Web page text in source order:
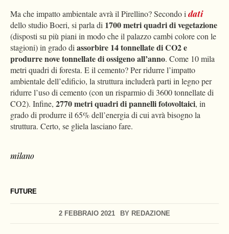
FUTURE
2 FEBBRAIO 2021 BY REDAZIONE
Ma che impatto ambientale avrà il Pirellino? Secondo i dati
dello studio Boeri, si parla di 1700 metri quadri di vegetazione
(disposti su più piani in modo che il palazzo cambi colore con le
stagioni) in grado di assorbire 14 tonnellate di CO2 e
produrre nove tonnellate di ossigeno all’anno. Come 10 mila
metri quadri di foresta. E il cemento? Per ridurre l’impatto
ambientale dell’edificio, la struttura includerà parti in legno per
ridurre l’uso di cemento (con un risparmio di 3600 tonnellate di
CO2). Infine, 2770 metri quadri di pannelli fotovoltaici, in
grado di produrre il 65% dell’energia di cui avrà bisogno la
struttura. Certo, se gliela lasciano fare.
milano